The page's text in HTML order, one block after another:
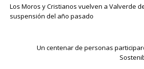
Los Moros y Cristianos vuelven a Valverde
suspensión del año pasado
Un centenar de personas